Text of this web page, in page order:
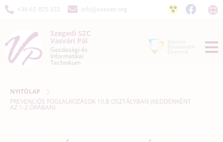
+36-62 425-322 info@vasvari.org
Szegedi SZC
Vasvári Pál
Gazdasági és
Informatikai
Technikum
NYITÓLAP
PREVENCIÓS FOGLALKOZÁSOK 10.B OSZTÁLYBAN (KEDDENKÉNT
AZ 1-2.ÓRÁBAN)